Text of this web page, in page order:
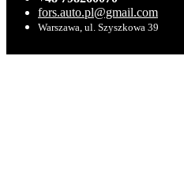
fors.auto.pl@gmail.com
Warszawa, ul. Szyszkowa 39